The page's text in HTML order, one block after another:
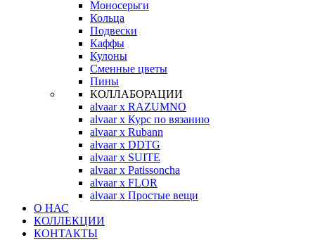
Моносерьги
Кольца
Подвески
Каффы
Кулоны
Сменные цветы
Пины
КОЛЛАБОРАЦИИ
alvaar x RAZUMNO
alvaar x Курс по вязанию
alvaar x Rubann
alvaar x DDTG
alvaar x SUITE
alvaar x Patissoncha
alvaar x FLOR
alvaar x Простые вещи
О НАС
КОЛЛЕКЦИИ
КОНТАКТЫ